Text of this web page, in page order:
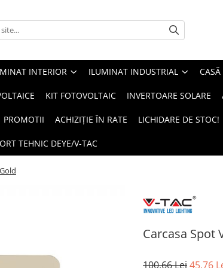
INTERIOR ILUMINAT INDUSTRIAL
KIT FOTOVOLTAIC INVERTOARE SOLARE
PROMOTII ACHIZIȚIE ÎN RATE LICHIDARE DE STOC!
TEHNIC DEYE/V-TAC
Carcasa Spot
100,66 Lei45,76